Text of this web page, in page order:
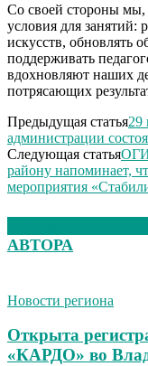
Со своей стороны мы,
условия для занятий:
искусств, обновлять
поддерживать
вдохновляют наших
потрясающих
Предыдущая статья29
администрации
Следующая статья
району напоминает,
мероприятия
АВТОРА
Новости региона
Открыта
«КАРДО» во